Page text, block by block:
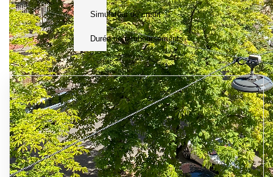
Simulateur de crédit
Durée de remboursements